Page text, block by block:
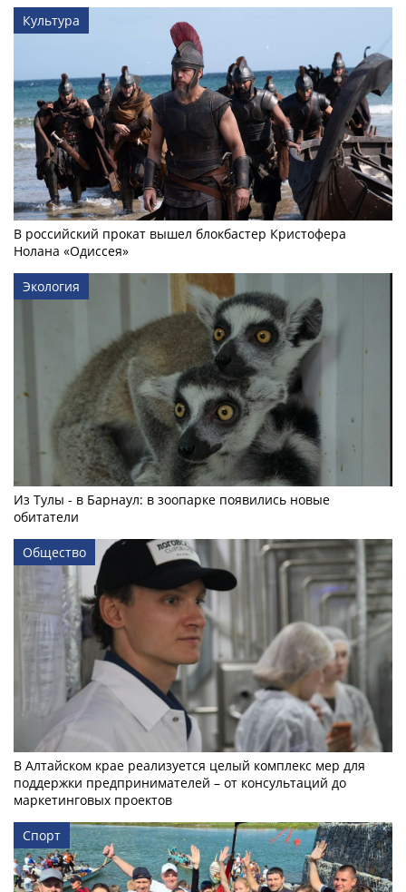
Культура
В российский прокат вышел блокбастер Кристофера
Нолана «Одиссея»
Экология
Из Тулы - в Барнаул: в зоопарке появились новые
обитатели
Общество
В Алтайском крае реализуется целый комплекс мер для
поддержки предпринимателей – от консультаций до
маркетинговых проектов
Спорт